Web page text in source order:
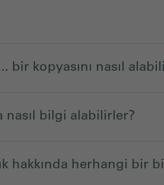
bir kopyasını nasıl
nasıl bilgi alabilirler?
hakkında herhangi bir